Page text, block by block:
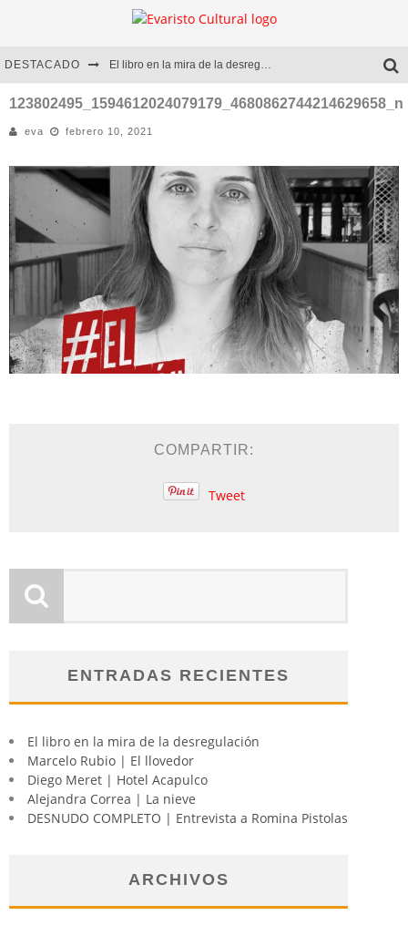
DESTACADO El libro en la mira de la desregulación
Marcelo Rubio | El llovedor
Diego Meret | Hotel Acapulco
Alejandra Correa | La nieve
123802495_1594612024079179_4680862744214629658_n
eva febrero 10, 2021
COMPARTIR:
Tweet
ENTRADAS RECIENTES
El libro en la mira de la desregulación
Marcelo Rubio | El llovedor
Diego Meret | Hotel Acapulco
Alejandra Correa | La nieve
DESNUDO COMPLETO | Entrevista a Romina Pistolas
ARCHIVOS